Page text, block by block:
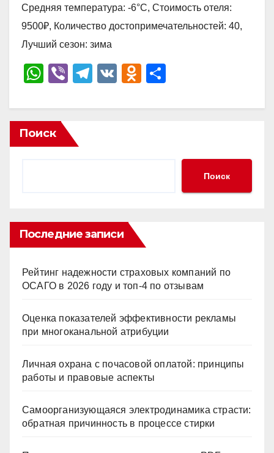
Средняя температура: -6°C, Стоимость отеля:
9500₽, Количество достопримечательностей: 40,
Лучший сезон: зима
W
at
s
A
Vi
er
T
e
V
O
n
р
ть
Поиск
Поиск
Последние записи
Рейтинг надежности страховых компаний по
ОСАГО в 2026 году и топ-4 по отзывам
Оценка показателей эффективности рекламы
при многоканальной атрибуции
Личная охрана с почасовой оплатой: принципы
работы и правовые аспекты
Самоорганизующаяся электродинамика страсти:
обратная причинность в процессе стирки